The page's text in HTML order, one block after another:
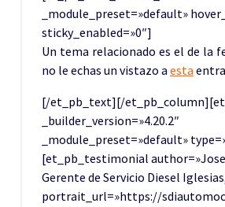
_module_preset=»default»
sticky_enabled=»0″]
Un tema relacionado es el de la
no le echas un vistazo a esta
[/et_pb_text][/
_builder_version=»4.20.2″
_module_preset=»default»
[et_pb_testimonial
Gerente de Servicio Diesel
portrait_url=»https://